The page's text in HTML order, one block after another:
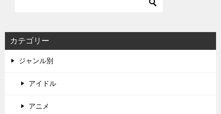
カテゴリー
ジャンル別
アイドル
アニメ